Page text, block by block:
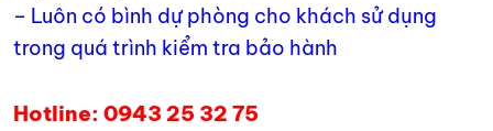
– Luôn có bình dự phòng cho khách sử dụng
trong quá trình kiểm tra bảo hành
Hotline: 0943 25 32 75